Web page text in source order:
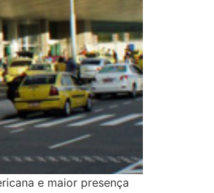
e maior presença